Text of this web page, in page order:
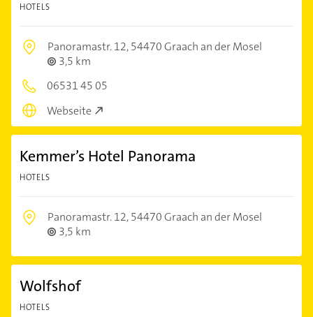
HOTELS
Panoramastr. 12,54470 Graach an der Mosel
3,5 km
06531 45 05
Webseite
Kemmer’s Hotel Panorama
HOTELS
Panoramastr. 12,54470 Graach an der Mosel
3,5 km
Wolfshof
HOTELS